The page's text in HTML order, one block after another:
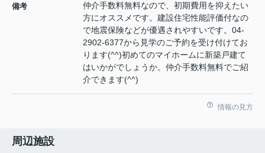
備考
仲介手数料無料なので、初期費用を抑えたい
方にオススメです。建設住宅性能評価付なの
で地震保険などが優遇されやすいです。04-
2902-6377から見学のご予約を受け付けてお
ります(^^)初めてのマイホームに新築戸建て
はいかがでしょうか。仲介手数料無料でご紹
介できます(^^)
情報の見方
周辺施設